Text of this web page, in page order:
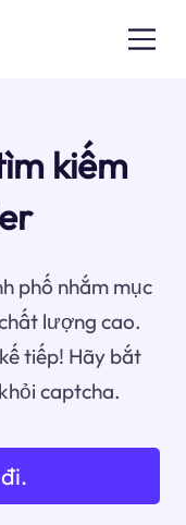
kiếm
phố nhắm mục
lượng cao.
tiếp! Hãy bắt
captcha.